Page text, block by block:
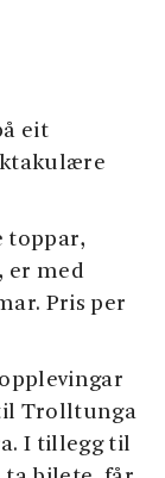
eit
toppar,
er med
Pris per
Trolltunga
I tillegg til